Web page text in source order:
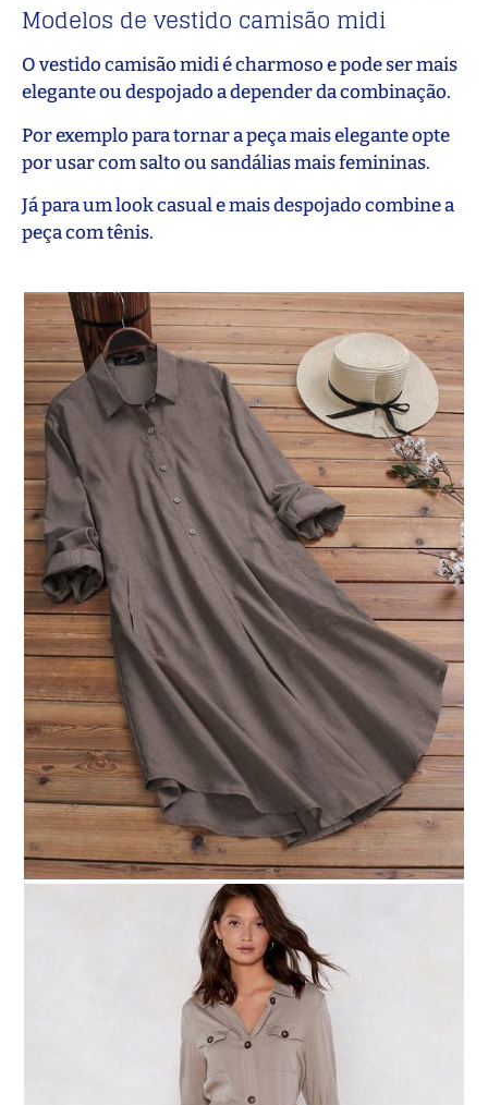
Modelos de vestido camisão midi
O vestido camisão midi é charmoso e pode ser mais
elegante ou despojado a depender da combinação.
Por exemplo para tornar a peça mais elegante opte
por usar com salto ou sandálias mais femininas.
Já para um look casual e mais despojado combine a
peça com tênis.